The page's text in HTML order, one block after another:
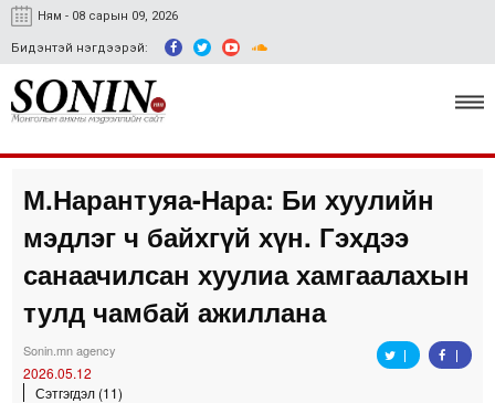
Ням - 08 сарын 09, 2026
Бидэнтэй нэгдээрэй:
Улс төр, эдийн засаг
Гэмт хэрэг
Нийгэм, соёл
М.Нарантуяа-Нара: Би хуулийн
мэдлэг ч байхгүй хүн. Гэхдээ
санаачилсан хуулиа хамгаалахын
тулд чамбай ажиллана
Sonin.mn agency
2026.05.12
Сэтгэгдэл (11)